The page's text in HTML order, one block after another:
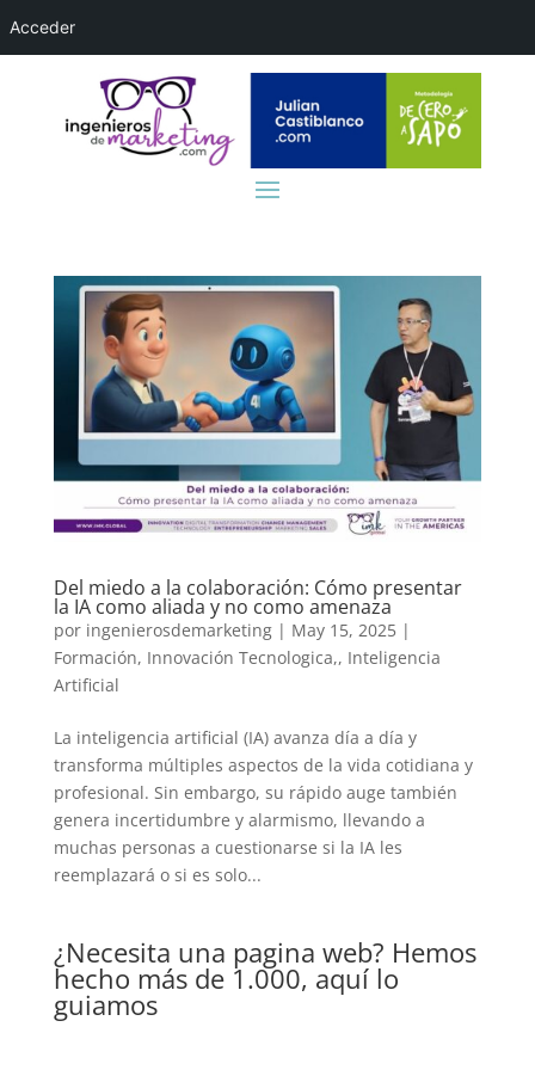
Del miedo a la colaboración: Cómo presentar
la IA como aliada y no como amenaza
por ingenierosdemarketing| May 15, 2025|
Formación, Innovación Tecnologica,, Inteligencia
Artificial
La inteligencia artificial (IA) avanza día a día y
transforma múltiples aspectos de la vida cotidiana y
profesional. Sin embargo, su rápido auge también
genera incertidumbre y alarmismo, llevando a
muchas personas a cuestionarse si la IA les
reemplazará o si es solo...
¿Necesita una pagina web? Hemos
hecho más de 1.000, aquí lo
guiamos
Acceder